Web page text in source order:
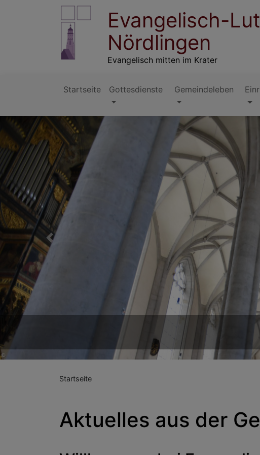
Evangelisch-
Nördlingen
Evangelisch mitten im Krater
Hauptnavigation
Startseite Gottesdienste Gemeindeleben
Previous
Startseite
Aktuelles aus der